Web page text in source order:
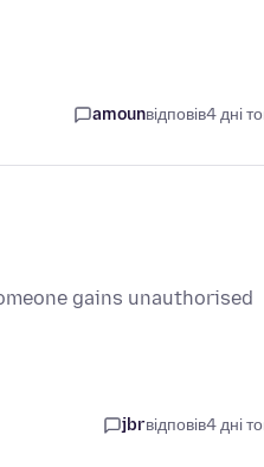
amounвідповів4 дні
gains unauthorised
jbrвідповів4 дні